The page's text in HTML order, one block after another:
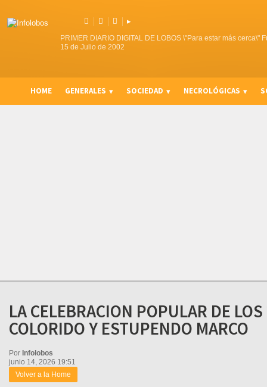
   ▸
PRIMER DIARIO DIGITAL DE LOBOS \"Para estar más cerca\"
15 de Julio de 2002
HOME GENERALES SOCIEDAD NECROLÓGICAS
LA CELEBRACION POPULAR DE
COLORIDO Y ESTUPENDO MARCO
Por Infolobos
junio 14, 2026 19:51
Volver a la Home